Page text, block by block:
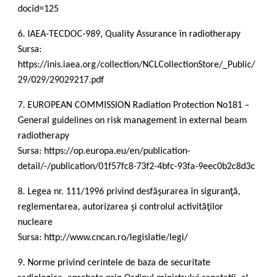
docid=125
6. IAEA-TECDOC-989, Quality Assurance în radiotherapy
Sursa:
https://inis.iaea.org/collection/NCLCollectionStore/_Public/
29/029/29029217.pdf
7. EUROPEAN COMMISSION Radiation Protection No181 –
General guidelines on risk management în external beam
radiotherapy
Sursa: https://op.europa.eu/en/publication-
detail/-/publication/01f57fc8-73f2-4bfc-93fa-9eec0b2c8d3c
8. Legea nr. 111/1996 privind desfăşurarea în siguranţă,
reglementarea, autorizarea şi controlul activităţilor
nucleare
Sursa: http://www.cncan.ro/legislatie/legi/
9. Norme privind cerintele de baza de securitate